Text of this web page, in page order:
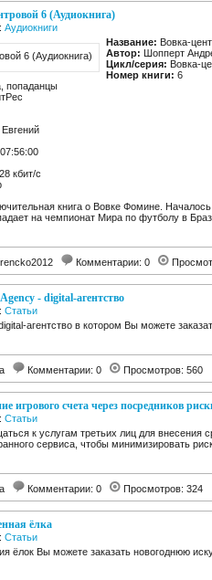
6 (Аудиокнига)
Аудиокниги
Название: Вовка-
Автор: Шопперт
Цикл/серия: Вовка-
Номер книги: 6
попаданцы
07:56:00
кбит/c
книга о Вовке Фомине.
на чемпионат Мира по футболу в
Комментарии: 0
- digital-агентство
Статьи
агентство в котором Вы можете
Комментарии: 0 Просмотров: 560
игрового счета через посредников
Статьи
к услугам третьих лиц для внесения
сервиса, чтобы минимизировать
Комментарии: 0 Просмотров: 324
ёлка
Статьи
ёлок Вы можете заказать новогоднюю